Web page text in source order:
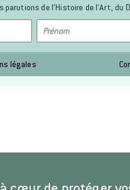
de l’Histoire de l’Art, du
légales